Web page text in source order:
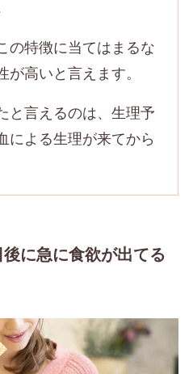
の特徴に当てはまるな
高いと言えます。
と言えるのは、生理予
による生理が来てから
に急に食欲が出てる